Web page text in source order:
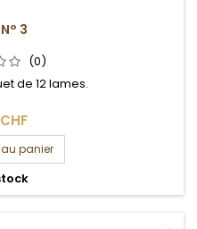
3
(0)
de 12 lames.
panier